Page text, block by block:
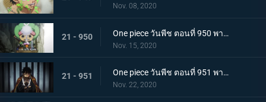
Nov. 08, 2020
21 - 950 One piece วันพีช ตอนที่ 950 พากย์ไทย ความฝันของเหล่าทหาร! ลูฟี่ยึดครองอุด้ง!
Nov. 15, 2020
21 - 951 One piece วันพีช ตอนที่ 951 พากย์ไทย การไล่ล่าของโอโรจิ! หน่วยรบนินจา vs โซโล
Nov. 22, 2020